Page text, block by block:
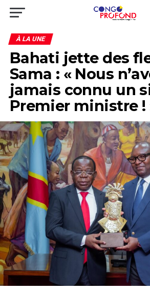
À LA UNE
Bahati jette des
Sama : « Nous
jamais connu un
Premier ministre !